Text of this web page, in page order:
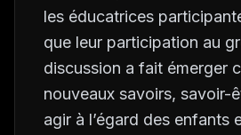
les éducatrices
que leur participation au
discussion a fait émerger
nouveaux savoirs, savoir-
agir à l’égard des enfants